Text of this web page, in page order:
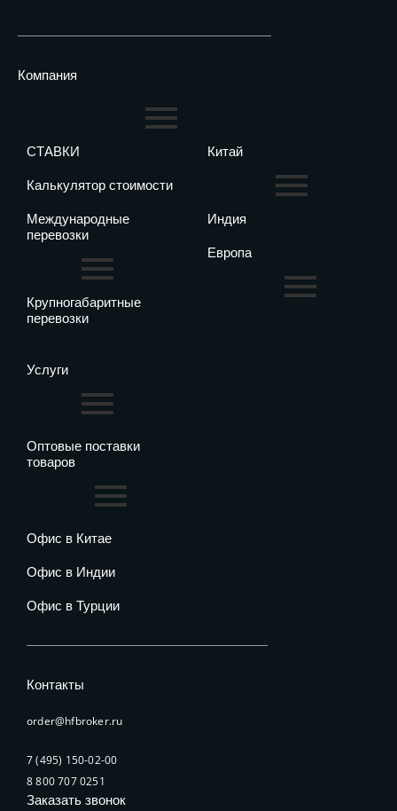
Компания
СТАВКИ
Калькулятор стоимости
Международные
перевозки
Крупногабаритные
перевозки
Китай
Индия
Европа
Услуги
Оптовые поставки
товаров
Офис в Китае
Офис в Индии
Офис в Турции
Контакты
order@hfbroker.ru
7 (495) 150-02-00
8 800 707 0251
Заказать звонок